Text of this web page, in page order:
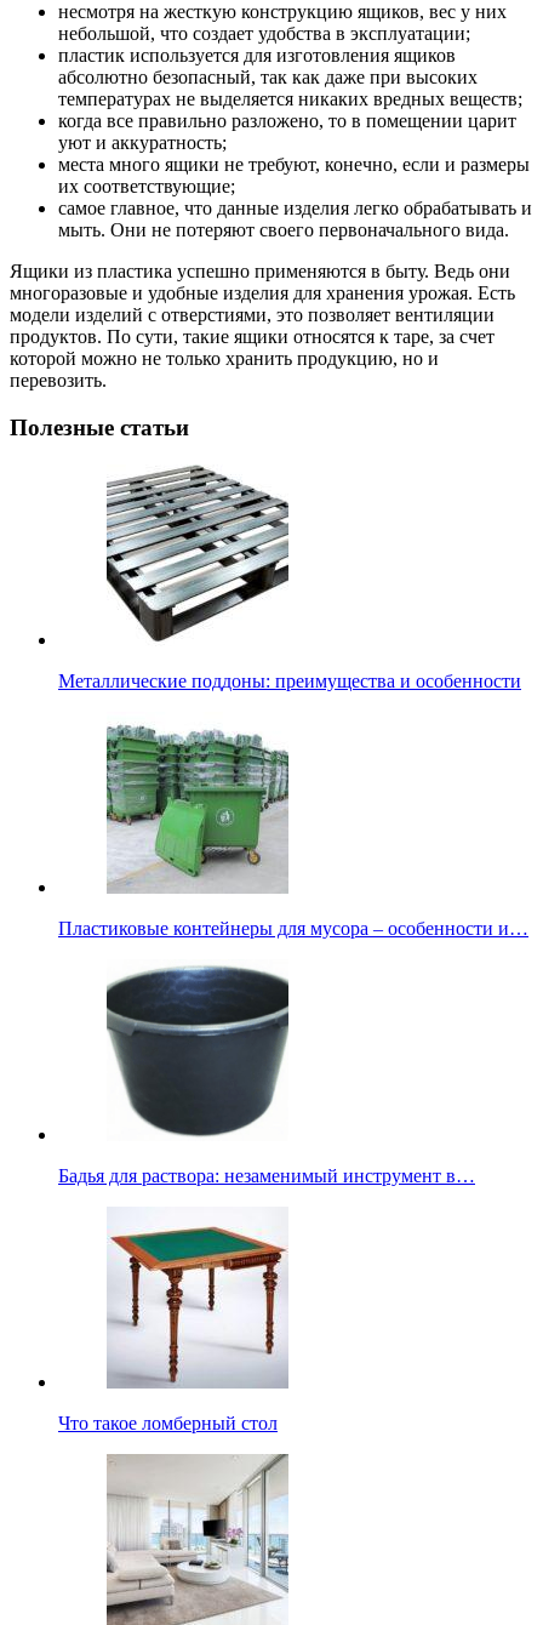
несмотря на жесткую конструкцию ящиков, вес у них
небольшой, что создает удобства в эксплуатации;
пластик используется для изготовления ящиков
абсолютно безопасный, так как даже при высоких
температурах не выделяется никаких вредных веществ;
когда все правильно разложено, то в помещении царит
уют и аккуратность;
места много ящики не требуют, конечно, если и размеры
их соответствующие;
самое главное, что данные изделия легко обрабатывать и
мыть. Они не потеряют своего первоначального вида.
Ящики из пластика успешно применяются в быту. Ведь они
многоразовые и удобные изделия для хранения урожая. Есть
модели изделий с отверстиями, это позволяет вентиляции
продуктов. По сути, такие ящики относятся к таре, за счет
которой можно не только хранить продукцию, но и
перевозить.
Полезные статьи
Металлические поддоны: преимущества и особенности
Пластиковые контейнеры для мусора – особенности и…
Бадья для раствора: незаменимый инструмент в…
Что такое ломберный стол